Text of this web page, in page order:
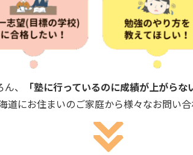
、
「塾に行っているのに成績が上がら
道にお住まいのご家庭から様々なお問い合